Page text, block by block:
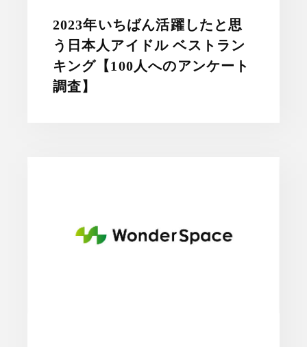
2023年いちばん活躍したと思
う日本人アイドル ベストラン
キング【100人へのアンケート
調査】